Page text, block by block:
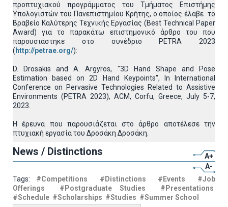
προπτυχιακού προγράμματος του Τμήματος Επιστήμης
Υπολογιστών του Πανεπιστημίου Κρήτης, ο οποίος έλαβε το
Βραβείο Καλύτερης Τεχνικής Εργασίας (Best Technical Paper
Award) για το παρακάτω επιστημονικό άρθρο του που
παρουσιάστηκε στο συνέδριο PETRA 2023
( http://petrae.org/):
D. Drosakis and A. Argyros, "3D Hand Shape and Pose
Estimation based on 2D Hand Keypoints", In International
Conference on Pervasive Technologies Related to Assistive
Environments (PETRA 2023), ACM, Corfu, Greece, July 5-7,
2023.
Η έρευνα που παρουσιάζεται στο άρθρο αποτέλεσε την
πτυχιακή εργασία του Δροσάκη Δροσάκη.
News / Distinctions
A+
A-
Tags: #Competitions #Distinctions #Events
#Job
Offerings
#Postgraduate Studies
#Presentations
#Schedule #Scholarships #Studies #Summer School